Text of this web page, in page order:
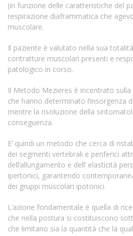
(in funzione delle caratteristiche del
respirazione diaframmatica che
muscolare.
Il paziente è valutato nella sua
contratture muscolari presenti e
patologico in corso.
Il Metodo Mezieres è incentrato
che hanno determinato l’insorgenza
mentre la risoluzione della
conseguenza.
E’ quindi un metodo che cerca di
dei segmenti vertebrali e periferici
dell’allungamento e dell’ elasticità
ipertonici, garantendo
dei gruppi muscolari ipotonici.
L’azione fondamentale è quella di
che nella postura si costituiscono
che limitano sia la quantità che la